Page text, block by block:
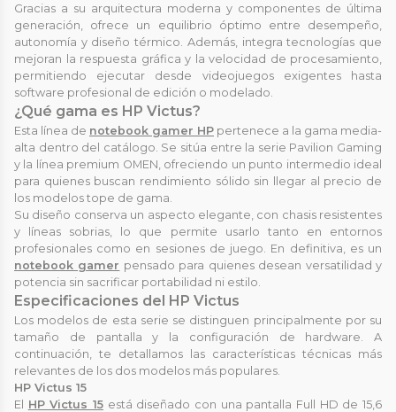
Gracias a su arquitectura moderna y componentes de última
generación, ofrece un equilibrio óptimo entre desempeño,
autonomía y diseño térmico. Además, integra tecnologías que
mejoran la respuesta gráfica y la velocidad de procesamiento,
permitiendo ejecutar desde videojuegos exigentes hasta
software profesional de edición o modelado.
¿Qué gama es HP Victus?
Esta línea de notebook gamer HP pertenece a la gama media-
alta dentro del catálogo. Se sitúa entre la serie Pavilion Gaming
y la línea premium OMEN, ofreciendo un punto intermedio ideal
para quienes buscan rendimiento sólido sin llegar al precio de
los modelos tope de gama.
Su diseño conserva un aspecto elegante, con chasis resistentes
y líneas sobrias, lo que permite usarlo tanto en entornos
profesionales como en sesiones de juego. En definitiva, es un
notebook gamer pensado para quienes desean versatilidad y
potencia sin sacrificar portabilidad ni estilo.
Especificaciones del HP Victus
Los modelos de esta serie se distinguen principalmente por su
tamaño de pantalla y la configuración de hardware. A
continuación, te detallamos las características técnicas más
relevantes de los dos modelos más populares.
HP Victus 15
El HP Victus 15 está diseñado con una pantalla Full HD de 15,6